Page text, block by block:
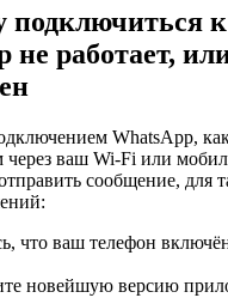
подключиться
не работает,
WhatsApp,
через ваш Wi-Fi или
сообщение, для
что ваш телефон
новейшую версию